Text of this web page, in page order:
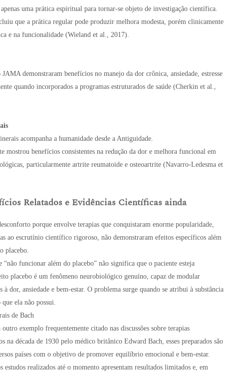
uma prática espiritual para tornar-se objeto de investigação científica.
que a prática regular pode produzir melhora modesta, porém clinicamente
e na funcionalidade (Wieland et al., 2017).
demonstraram benefícios no manejo da dor crônica, ansiedade, estresse
quando incorporados a programas estruturados de saúde (Cherkin et al.,
acompanha a humanidade desde a Antiguidade.
mostrou benefícios consistentes na redução da dor e melhora funcional em
particularmente artrite reumatoide e osteoartrite (Navarro-Ledesma et
Relatados e Evidências Científicas ainda
porque envolve terapias que conquistaram enorme popularidade,
ao escrutínio científico rigoroso, não demonstraram efeitos específicos além
placebo.
funcionar além do placebo” não significa que o paciente esteja
placebo é um fenômeno neurobiológico genuíno, capaz de modular
à dor, ansiedade e bem-estar. O problema surge quando se atribui à substância
ela não possui.
de Bach
exemplo frequentemente citado nas discussões sobre terapias
na década de 1930 pelo médico britânico Edward Bach, esses preparados são
países com o objetivo de promover equilíbrio emocional e bem-estar.
realizados até o momento apresentam resultados limitados e, em